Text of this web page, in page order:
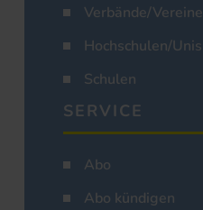
Verbände/Vereine
Hochschulen/Unis
Schulen
SERVICE
Abo
Abo kündigen